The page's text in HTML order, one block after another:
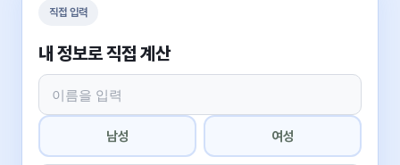
직접 입력
내 정보로 직접 계산
남성 여성